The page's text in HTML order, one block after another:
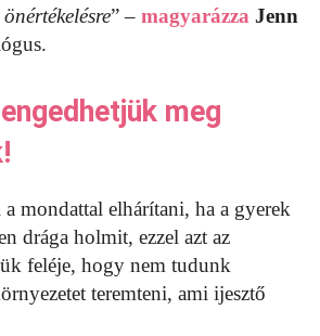
” – magyarázza Jenn
meg
mondattal elhárítani, ha a gyerek
drága holmit, ezzel azt az
feléje, hogy nem tudunk
teremteni, ami ijesztő